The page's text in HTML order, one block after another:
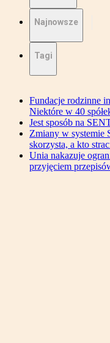
Najnowsze
Tagi
Fundacje rodzinne
Niektóre w 40
Jest sposób na
Zmiany w systemie
skorzysta, a kto
Unia nakazuje
przyjęciem